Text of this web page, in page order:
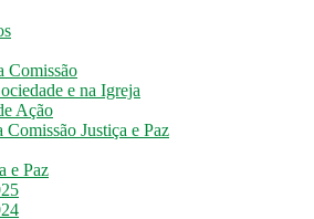
Comissão
e na Igreja
Ação
Comissão Justiça e Paz
e Paz